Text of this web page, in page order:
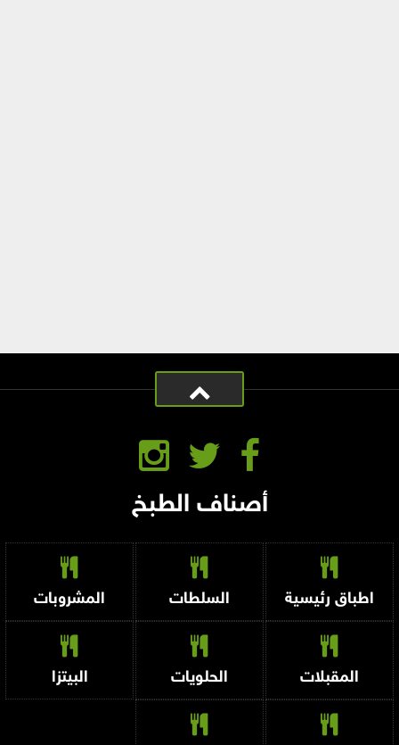
أصناف الطبخ
اطباق رئيسية السلطات المشروبات
المقبلات الحلويات البيتزا